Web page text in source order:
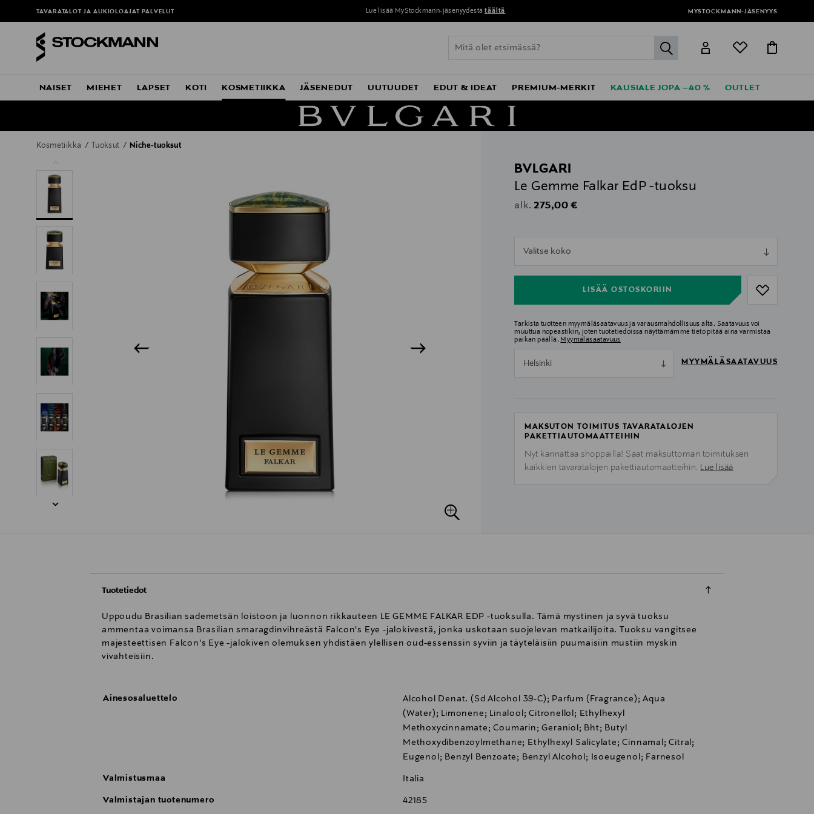
TAVARATALOT JA AUKIOLOAJAT PALVELUT Lue lisää MyStockmann-jäsenyydestä täältä MYSTOCKMANN-JÄSENYYS
label.header.go
NAISET MIEHET LAPSET KOTI KOSMETIIKKA JÄSENEDUT UUTUUDET EDUT & IDEAT PREMIUM-MERKIT KAUSIALE JOPA –40 % OUTLET
Kosmetiikka Tuoksut Niche-tuoksut
BVLGARI
Le Gemme Falkar EdP -tuoksu
alk. Original Price
275,00 €
Valitse koko
LISÄÄ OSTOSKORIIN
Tarkista tuotteen myymäläsaatavuus ja varausmahdollisuus alta. Saatavuus voi
muuttua nopeastikin, joten tuotetiedoissa näyttämämme tieto pitää aina varmistaa
paikan päällä. Myymäläsaatavuus
Helsinki MYYMÄLÄSAATAVUUS
MAKSUTON TOIMITUS TAVARATALOJEN
PAKETTIAUTOMAATTEIHIN
Nyt kannattaa shoppailla! Saat maksuttoman toimituksen
kaikkien tavaratalojen pakettiautomaatteihin. Lue lisää
Tuotetiedot
Uppoudu Brasilian sademetsän loistoon ja luonnon rikkauteen LE GEMME FALKAR EDP -tuoksulla. Tämä mystinen ja syvä tuoksu
ammentaa voimansa Brasilian smaragdinvihreästä Falcon's Eye -jalokivestä, jonka uskotaan suojelevan matkailijoita. Tuoksu vangitsee
majesteettisen Falcon's Eye -jalokiven olemuksen yhdistäen ylellisen oud-essenssin syviin ja täyteläisiin puumaisiin mustiin myskin
vivahteisiin.
Ainesosaluettelo
Alcohol Denat. (Sd Alcohol 39-C); Parfum (Fragrance); Aqua
(Water); Limonene; Linalool; Citronellol; Ethylhexyl
Methoxycinnamate; Coumarin; Geraniol; Bht; Butyl
Methoxydibenzoylmethane; Ethylhexyl Salicylate; Cinnamal; Citral;
Eugenol; Benzyl Benzoate; Benzyl Alcohol; Isoeugenol; Farnesol
Valmistusmaa Italia
Valmistajan tuotenumero 42185